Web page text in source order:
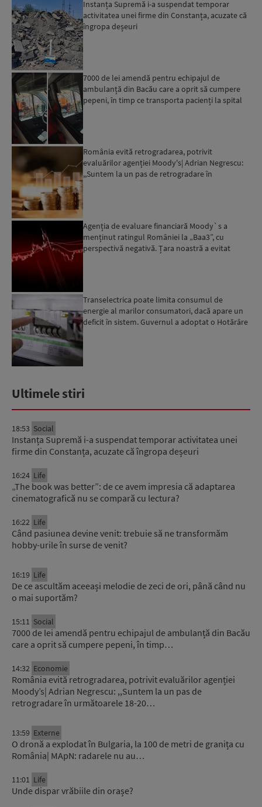
Instanța Supremă i-a suspendat temporar
activitatea unei firme din Constanța, acuzate că
îngropa deșeuri
7000 de lei amendă pentru echipajul de
ambulanță din Bacău care a oprit să cumpere
pepeni, în timp ce transporta pacienți la spital
România evită retrogradarea, potrivit
evaluărilor agenției Moody's| Adrian Negrescu:
,,Suntem la un pas de retrogradare în
Agenția de evaluare financiară Moody`s a
menținut ratingul României la „Baa3”, cu
perspectivă negativă. Țara noastră a evitat
Transelectrica poate limita consumul de
energie al marilor consumatori, dacă apare un
deficit în sistem. Guvernul a adoptat o Hotărâre
Ultimele stiri
18:53 Social
Instanța Supremă i-a suspendat temporar activitatea unei
firme din Constanța, acuzate că îngropa deșeuri
16:24 Life
„The book was better”: de ce avem impresia că adaptarea
cinematografică nu se compară cu lectura?
16:22 Life
Când pasiunea devine venit: trebuie să ne transformăm
hobby-urile în surse de venit?
16:19 Life
De ce ascultăm aceeași melodie de zeci de ori, până când nu
o mai suportăm?
15:11 Social
7000 de lei amendă pentru echipajul de ambulanță din Bacău
care a oprit să cumpere pepeni, în timp…
14:32 Economie
România evită retrogradarea, potrivit evaluărilor agenției
Moody’s| Adrian Negrescu: ,,Suntem la un pas de
retrogradare în următoarele 18-20…
13:59 Externe
O dronă a explodat în Bulgaria, la 100 de metri de granița cu
România| MApN: radarele nu au…
11:01 Life
Unde dispar vrăbiile din orașe?